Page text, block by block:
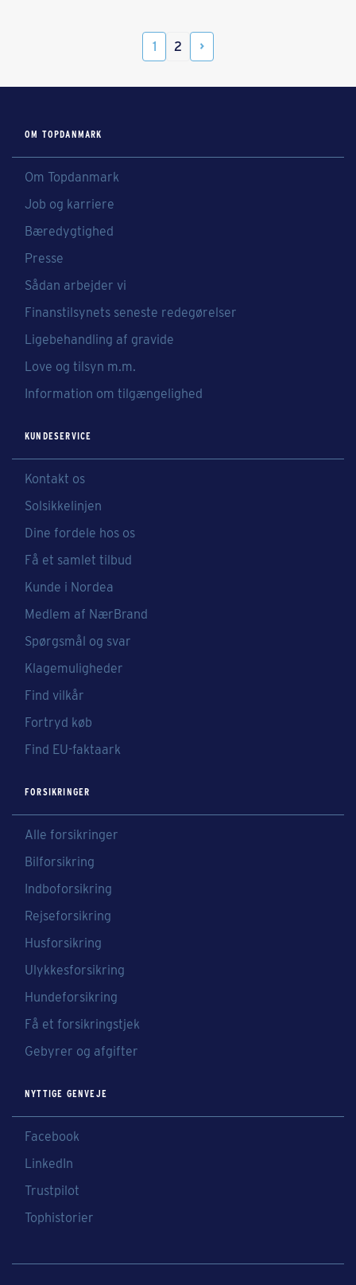
1 2
OM TOPDANMARK
Om Topdanmark
Job og karriere
Bæredygtighed
Presse
Sådan arbejder vi
Finanstilsynets seneste redegørelser
Ligebehandling af gravide
Love og tilsyn m.m.
Information om tilgængelighed
KUNDESERVICE
Kontakt os
Solsikkelinjen
Dine fordele hos os
Få et samlet tilbud
Kunde i Nordea
Medlem af NærBrand
Spørgsmål og svar
Klagemuligheder
Find vilkår
Fortryd køb
Find EU-faktaark
FORSIKRINGER
Alle forsikringer
Bilforsikring
Indboforsikring
Rejseforsikring
Husforsikring
Ulykkesforsikring
Hundeforsikring
Få et forsikringstjek
Gebyrer og afgifter
NYTTIGE GENVEJE
Facebook
LinkedIn
Trustpilot
Tophistorier